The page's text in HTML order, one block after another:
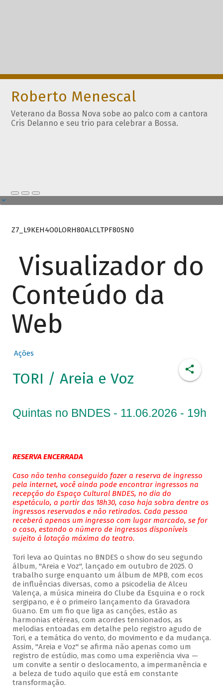
Roberto Menescal
Veterano da Bossa Nova sobe ao palco com a cantora
Cris Delanno e seu trio para celebrar a Bossa.
Z7_L9KEH4O0LORH80ALCLTPF80SN0
Visualizador do
Conteúdo da
Web
Ações
TORI / Areia e Voz
Quintas no BNDES - 11.06.2026 - 19h
RESERVA ENCERRADA
Caso não tenha conseguido fazer a reserva de ingresso
pela internet, você ainda pode encontrar ingressos na
recepção do Espaço Cultural BNDES, no dia do
espetáculo, a partir das 18h30, caso haja sobra dentre os
ingressos reservados e não retirados. Cada pessoa
receberá apenas um ingresso com lugar marcado, se for
o caso, estando o número de ingressos disponíveis
sujeito à lotação máxima do teatro.
Tori leva ao Quintas no BNDES o show do seu segundo
álbum, "Areia e Voz", lançado em outubro de 2025. O
trabalho surge enquanto um álbum de MPB, com ecos
de influências diversas, como a psicodelia de Alceu
Valença, a música mineira do Clube da Esquina e o rock
sergipano, e é o primeiro lançamento da Gravadora
Guano. Em um fio que liga as canções, estão as
harmonias etéreas, com acordes tensionados, as
melodias entoadas em detalhe pelo registro agudo de
Tori, e a temática do vento, do movimento e da mudança.
Assim, "Areia e Voz" se afirma não apenas como um
registro de estúdio, mas como uma experiência viva —
um convite a sentir o deslocamento, a impermanência e
a beleza de tudo aquilo que está em constante
transformação.